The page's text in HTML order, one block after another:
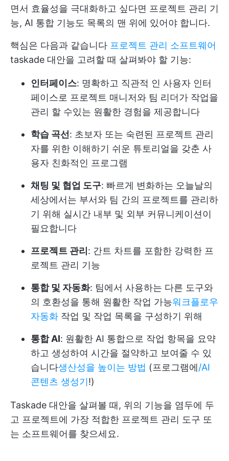
면서 효율성을 극대화하고 싶다면 프로젝트 관리 기
능, AI 통합 기능도 목록의 맨 위에 있어야 합니다.
핵심은 다음과 같습니다 프로젝트 관리 소프트웨어
taskade 대안을 고려할 때 살펴봐야 할 기능:
인터페이스: 명확하고 직관적 인 사용자 인터
페이스로 프로젝트 매니저와 팀 리더가 작업을
관리 할 수있는 원활한 경험을 제공합니다
학습 곡선 : 초보자 또는 숙련된 프로젝트 관리
자를 위한 이해하기 쉬운 튜토리얼을 갖춘 사
용자 친화적인 프로그램
채팅 및 협업 도구: 빠르게 변화하는 오늘날의
세상에서는 부서와 팀 간의 프로젝트를 관리하
기 위해 실시간 내부 및 외부 커뮤니케이션이
필요합니다
프로젝트 관리 : 간트 차트를 포함한 강력한 프
로젝트 관리 기능
통합 및 자동화: 팀에서 사용하는 다른 도구와
의 호환성을 통해 원활한 작업 가능워크플로우
자동화 작업 및 작업 목록을 구성하기 위해
통합 AI: 원활한 AI 통합으로 작업 항목을 요약
하고 생성하여 시간을 절약하고 보여줄 수 있
습니다생산성을 높이는 방법 (프로그램에/AI
콘텐츠 생성기!)
Taskade 대안을 살펴볼 때, 위의 기능을 염두에 두
고 프로젝트에 가장 적합한 프로젝트 관리 도구 또
는 소프트웨어를 찾으세요.